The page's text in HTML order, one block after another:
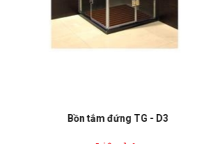
Bồn tắm đứng TG - D3